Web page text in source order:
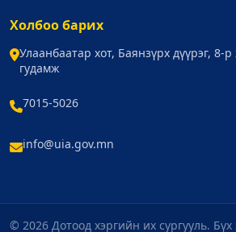
Холбоо барих
Улаанбаатар хот, Баянзүрх дүүрэг, 8-
гудамж
7015-5026
info@uia.gov.mn
© 2026 Дотоод хэргийн их сургууль. Бүх